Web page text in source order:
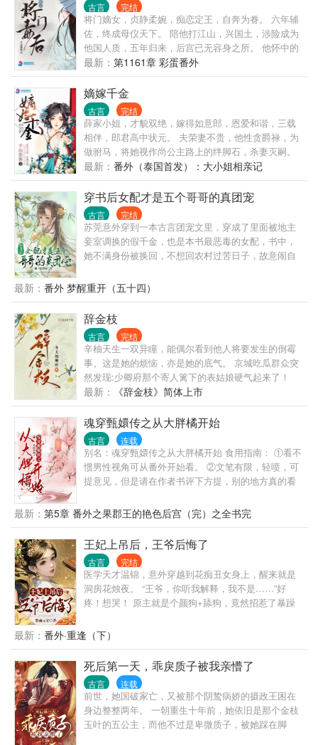
古言 完结
将门嫡女，贞静柔婉，痴恋定王，自奔为眷。 六年辅
佐，终成母仪天下。 陪他打江山，兴国土，涉险成为
他国人质，五年归来，后宫已无容身之所。 他怀中的
美人笑容明艳：“姐姐，江山定了，你也该退了。” 女
儿惨死，太子被废。沈家满门忠烈，无一幸免。一朝
倾覆，子丧族亡！ 沈妙怎么也没想到，患难夫妻，相
互扶持，不过是一场逢场作戏的笑话！ 他道：“看在你
跟了朕二十年，赐你全尸，谢恩吧。” 三尺白绫下，沈
妙立下毒誓：是日何时丧，予与汝皆亡！ 重生回十四
岁那年，悲剧未生，亲人还在，她还是那个温柔雅静
的将门嫡女。 极品亲戚包藏祸心，堂姐堂妹恶毒无
情，新进姨娘虎视眈眈，还有渣男意欲故技重来？ 家
族要护，大仇要报，江山帝位，也要分一杯羹。这辈
子，且看谁斗得过谁！ 但是那谢家小侯爷，提枪打马
过的桀骜少年，偏立在她墙头傲然：“颠个皇权罢了，
记住，天下归你，你——归我！” ------------------------------
---------------------------- ——幽州十三京。 ——归你。
——漠北定元城。 ——归你。 ——江南豫州，定西东
我，谢景行你要什么？ ——嗯，你。 -----------------------
-------------------------------------- 最初他漠然道：“沈谢两家
泾渭分明，沈家丫头突然示好，不怀好意！” 后来他冷
静道：“都是一条绳上的蚂蚱，沈妙你安分点，有本候
担着，谁敢逼你嫁人？” 再后来他傲娇道：“颠个乾坤
不过如此。沈娇娇，万里江山，你我二人瓜分如何？”
最后，他霸气的把手一挥：“媳妇，分来分去甚麻烦，
不分了！全归你，你归我！” 沈妙：“给本宫滚出
去！”霸气重生的皇后凉凉和不良少年谢小候爷，男女
主身心干净，强强联手，宠文一对一。请各位小天使
多多支持哦~
最新： 第1161章 彩蛋番外
嫡嫁千金
古言 完结
薛家小姐，才貌双绝，嫁得如意郎，恩爱和谐，三载
相伴，郎君高中状元。 夫荣妻不贵，他性贪爵禄，为
做驸马，将她视作尚公主路上的绊脚石，杀妻灭嗣。
骄纵公主站在她塌前讥讽：便是你容颜绝色，才学无
双，终究只是个小吏的女儿，本宫碾死你——就跟碾
死一只蚂蚁一样简单！ 被污声名，悬梁自尽，幼弟为
讨公道却被强权害死，老父得此噩耗一病不起撒手人
寰。 洪孝四十二年，燕京第一美人薛芳菲香消玉殒，
于落水的首辅千金姜梨身体中重焕新生！ 一脚跨入高
门大户，阴私腌臜层出不绝。各路魍魉魑魅，牛鬼蛇
神，她以牙还牙以眼还眼。 曾经柔软心肠，如今厉如
世，平府上冤案，报血海深仇！ 他是北燕最年轻的国
人都说首辅千金姜家二小姐清灵可爱，品性高洁，纯
洁良善如雪白莲花。 他红衣华艳，笑盈盈反问：“白莲
花？分明就是吃人不吐骨头的食人花。” 姜梨：“国公
小心折了手。” 姬蘅：“这么凶猛的食人花，当然是抢
回府中镇宅了。”桀骜美人vs世家千金，男主妖艳贱
货，女主白莲花精，强强联手，虐遍天下，就问你怕
不怕？ 请支持正版茶~~
最新： 番外（泰国首发）：大小姐相亲记
穿书后女配才是五个哥哥的真团宠
古言 完结
苏莞意外穿到一本古言团宠文里，穿成了里面被地主
妾室调换的假千金，也是本书最恶毒的女配，书中，
她不满身份被换回，不想回农村过苦日子，故意闹自
了，而真千金头顶女主光环，是书里名副其实的团
宠，江莞的五个哥哥将来都会成为大佬，大哥入朝为
官，官拜三品，二哥被神医收徒，医毒双绝，三哥保
家卫国，成一代名将，四哥爱庖厨，御赐天下第一
楼，五哥丹青妙绝，一画难求! 他们成为大佬后，对养
妹越来越喜欢，对亲妹的所作所为却越来越厌恶，最
后死的时候，无人愿意管她。 苏莞为了改变自己书中
的命运，不让自己变得孤立无援，于是她便顺其自然
回了农村老家，以诚心和哥哥们相处，逐渐也成了他
己的生活技能让生活越过越好，还一不小心救书中的
大佬男二，朝夕相处之间，他对自己情根深种，还假
装小奶狗对苏莞各种装可怜扮无辜，实际上他是个不
折不扣的大黑芝麻汤圆。 一开始苏莞还假矜持，最后
实在受不了他的美颜暴击，然后……斯哈斯哈
最新： 番外 梦醒重开（五十四）
辞金枝
古言 完结
辛柚天生一双异瞳，能偶尔看到他人将要发生的倒霉
事。这是她的烦恼，亦是她的底气。 京城吃瓜群众突
然发现:少卿府那个寄人篱下的表姑娘硬气起来了！
最新： 《辞金枝》简体上市
魂穿甄嬛传之从大胖橘开始
古言 连载
别名：魂穿甄嬛传之从大胖橘开始 食用指南： ①看不
惯男性视角可从番外开始看。 ②文笔有限，轻喷，可
提意见，但是请在作者书评下方提，别的地方真的看
爱情，有自曝环节，不喜还请跳过。 「金手指强大每
个世界一个金手指＋男性向」 宋祁穿越了，成了剧中
的大胖橘。 嗯，年轻了，后宫还佳丽三千，宋祁表示
赚了，可后宫妃嫔接二连三的重生，让宋祁怀疑人
生…… 还好金手指够大，宋祁费死费活的当了那么多
年的打工人，成就了大好帝国。原本以为可以躺平
了，却不曾想……这仅仅是开始。 （最后，谢谢大家
观看，简介无能，请看正文） 1.大胖橘?? 2.温实初??
五蛋弘昼?? 番外一：当宜修穿成沈眉庄?? 番外二：当
安陵容长得像柔则?? 番外三：宜修变成如懿?? 番外
四：果郡王的艳色后宫?? 全书完结
最新： 第5章 番外之果郡王的艳色后宫（完）之全书完
王妃上吊后，王爷后悔了
古言 完结
医学天才温锦，意外穿越到花痴丑女身上，醒来就是
洞房花烛夜。 “王爷，你听我解释，我不是……”好
疼！想哭！ 原主就是个颜狗+舔狗，竟然招惹了暴躁
胎记竟然跟她一起穿越，变成了随身灵泉空间！ 被弃
六年后，华丽变身的温锦带着萌宝走出冷院，手撕白
莲，痛扁绿茶。 撩什么男人？独美做个富婆它不香
吗？ 温锦带着萌娃，治病救人赚银子。 医治瘸腿大
哥，鼓励哥哥做大官。 没有金大腿，靠着金手指咱也
能成为人生赢家！ 唉，不对，这个又帅又撩的王爷怎
么老纠缠她？说好的冷清疏离，两看相厌呢？
最新： 番外·重逢（下）
死后第一天，乖戾质子被我亲懵了
古言 连载
前世，她国破家亡，又被那个阴鸷病娇的摄政王困在
身边整整两年。 一朝重生十年前，她依旧是那个金枝
玉叶的五公主，而他不过是卑微质子，被她踩在脚